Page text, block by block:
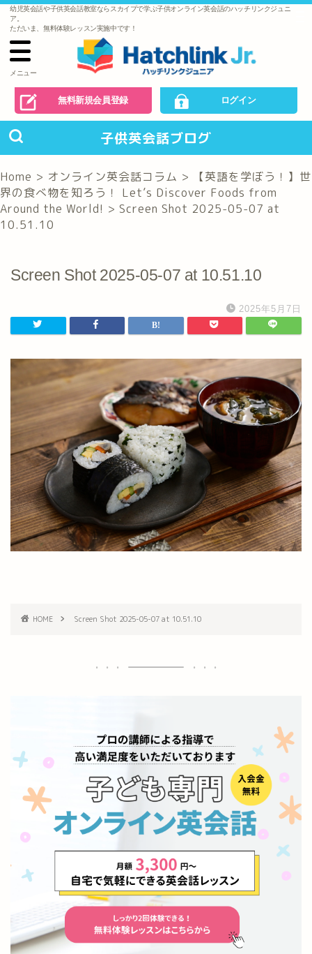
幼児英会話や子供英会話教室ならスカイプで学ぶ子供オンライン英会話のハッチリンクジュニ
ア。
ただいま、無料体験レッスン実施中です！
メニュー
無料新規会員登録 ログイン
子供英会話ブログ
Home > オンライン英会話コラム >
【英語を学ぼう！】世
界の食べ物を知ろう！ Let’s Discover Foods from
Around the World! > Screen Shot 2025-05-07 at
10.51.10
Screen Shot 2025-05-07 at 10.51.10
2025年5月7日
HOME Screen Shot 2025-05-07 at 10.51.10